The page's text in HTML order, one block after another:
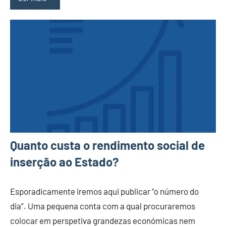
Quanto custa o rendimento social de
inserção ao Estado?
Esporadicamente iremos aqui publicar “o número do
dia”. Uma pequena conta com a qual procuraremos
colocar em perspetiva grandezas económicas nem